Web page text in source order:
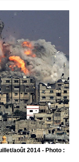
août 2014 - Photo :